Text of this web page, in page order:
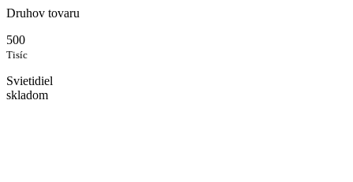
Druhov tovaru
500
Tisíc
Svietidiel
skladom